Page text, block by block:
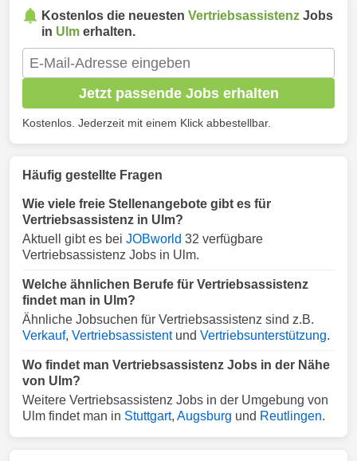
Kostenlos die neuesten Vertriebsassistenz Jobs
in Ulm erhalten.
Jetzt passende Jobs erhalten
Kostenlos. Jederzeit mit einem Klick abbestellbar.
Häufig gestellte Fragen
Wie viele freie Stellenangebote gibt es für
Vertriebsassistenz in Ulm?
Aktuell gibt es bei JOBworld 32 verfügbare
Vertriebsassistenz Jobs in Ulm.
Welche ähnlichen Berufe für Vertriebsassistenz
findet man in Ulm?
Ähnliche Jobsuchen für Vertriebsassistenz sind z.B.
Verkauf, Vertriebsassistentund Vertriebsunterstützung.
Wo findet man Vertriebsassistenz Jobs in der Nähe
von Ulm?
Weitere Vertriebsassistenz Jobs in der Umgebung von
Ulm findet man in Stuttgart, Augsburg und Reutlingen.